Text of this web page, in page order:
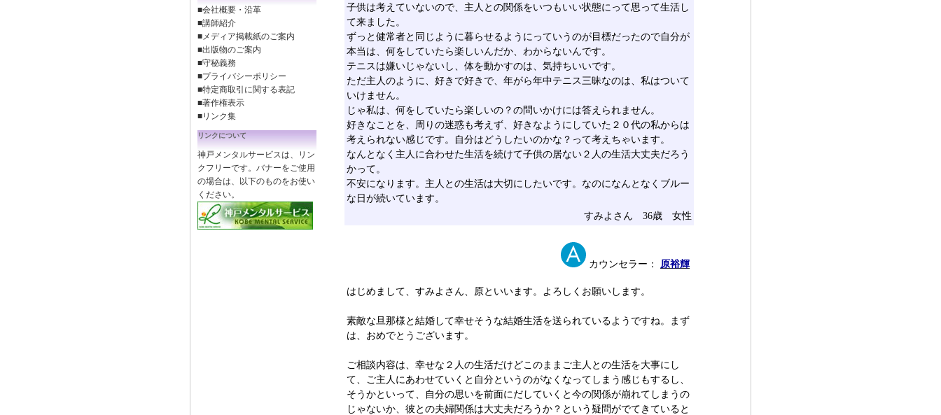
■会社概要・沿革
■講師紹介
■メディア掲載紙のご案内
■出版物のご案内
■守秘義務
■プライバシーポリシー
■特定商取引に関する表記
■著作権表示
■リンク集
リンクについて
神戸メンタルサービスは、リン
クフリーです。バナーをご使用
の場合は、以下のものをお使い
ください。
子供は考えていないので、主人との関係をいつもいい状態にって思って生活し
て来ました。
ずっと健常者と同じように暮らせるようにっていうのが目標だったので自分が
本当は、何をしていたら楽しいんだか、わからないんです。
テニスは嫌いじゃないし、体を動かすのは、気持ちいいです。
ただ主人のように、好きで好きで、年がら年中テニス三昧なのは、私はついて
いけません。
じゃ私は、何をしていたら楽しいの？の問いかけには答えられません。
好きなことを、周りの迷惑も考えず、好きなようにしていた２０代の私からは
考えられない感じです。自分はどうしたいのかな？って考えちゃいます。
なんとなく主人に合わせた生活を続けて子供の居ない２人の生活大丈夫だろう
かって。
不安になります。主人との生活は大切にしたいです。なのになんとなくブルー
な日が続いています。
すみよさん 36歳 女性
カウンセラー： 原裕輝
はじめまして、すみよさん、原といいます。よろしくお願いします。
素敵な旦那様と結婚して幸せそうな結婚生活を送られているようですね。まず
は、おめでとうございます。
ご相談内容は、幸せな２人の生活だけどこのままご主人との生活を大事にし
て、ご主人にあわせていくと自分というのがなくなってしまう感じもするし、
そうかといって、自分の思いを前面にだしていくと今の関係が崩れてしまうの
じゃないか、彼との夫婦関係は大丈夫だろうか？という疑問がでてきていると